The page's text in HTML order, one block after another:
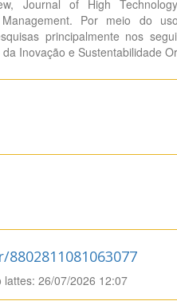
Journal of High
Por meio do
principalmente nos
Inovação e Sustentabilidade
26/07/2026 12:07